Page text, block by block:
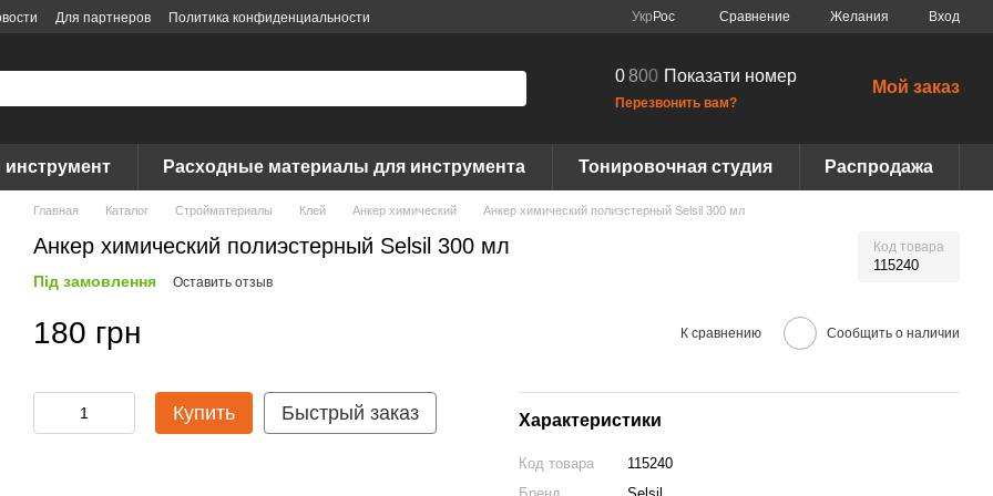
Для партнеров
Политика конфиденциальности
Укр Рос Сравнение Желания Вход
0800 Показати номер
Перезвонить вам?
Мой заказ
инструмент Расходные материалы для инструмента Тонировочная студия Распродажа
Главная Каталог Стройматериалы Клей Анкер химический Анкер химический полиэстерный Selsil 300 мл
Анкер химический полиэстерный Selsil 300 мл Код товара
115240
Під замовлення Оставить отзыв
180 грн К сравнению Сообщить о наличии
Купить Быстрый заказ Характеристики
Код товара
115240